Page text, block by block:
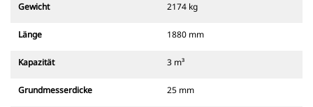
Gewicht 2174 kg
Länge 1880 mm
Kapazität 3 m³
Grundmesserdicke 25 mm